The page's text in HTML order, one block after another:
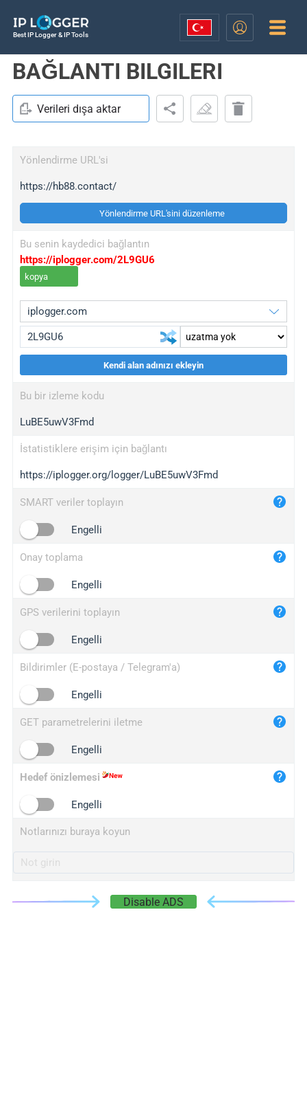
Best IP Logger & IP Tools
BAĞLANTI BILGILERI
Verileri dışa aktar
Yönlendirme URL'si
https://hb88.contact/
Yönlendirme URL'sini düzenleme
Bu senin kaydedici bağlantın
https://iplogger.com/2L9GU6
kopya
wl.gl
ed.tc
bc.ax
iplogger.com
maper.info
2no.co
yip.su
iplogger.info
Kendi alan adınızı ekleyin
Bu bir izleme kodu
LuBE5uwV3Fmd
İstatistiklere erişim için bağlantı
https://iplogger.org/logger/LuBE5uwV3Fmd
SMART veriler toplayın
Engelli
Onay toplama
Engelli
GPS verilerini toplayın
Engelli
Bildirimler (E-postaya / Telegram'a)
Engelli
GET parametrelerini iletme
Engelli
Hedef önizlemesi
Engelli
Notlarınızı buraya koyun
Disable ADS